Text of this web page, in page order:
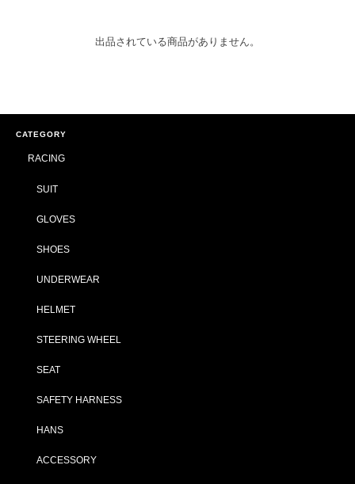
出品されている商品がありません。
CATEGORY
RACING
SUIT
GLOVES
SHOES
UNDERWEAR
HELMET
STEERING WHEEL
SEAT
SAFETY HARNESS
HANS
ACCESSORY